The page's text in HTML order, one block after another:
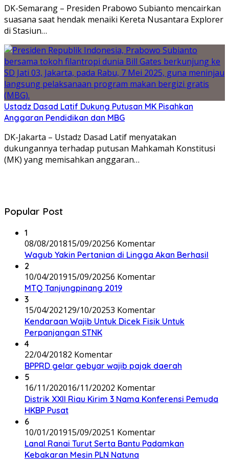
DK-Semarang – Presiden Prabowo Subianto mencairkan
suasana saat hendak menaiki Kereta Nusantara Explorer
di Stasiun…
Ustadz Dasad Latif Dukung Putusan MK Pisahkan
Anggaran Pendidikan dan MBG
DK-Jakarta – Ustadz Dasad Latif menyatakan
dukungannya terhadap putusan Mahkamah Konstitusi
(MK) yang memisahkan anggaran…
Popular Post
1
08/08/201815/09/20256 Komentar
Wagub Yakin Pertanian di Lingga Akan Berhasil
2
10/04/201915/09/20256 Komentar
MTQ Tanjungpinang 2019
3
15/04/202129/10/20253 Komentar
Kendaraan Wajib Untuk Dicek Fisik Untuk
Perpanjangan STNK
4
22/04/20182 Komentar
BPPRD gelar gebyar wajib pajak daerah
5
16/11/202016/11/20202 Komentar
Distrik XXII Riau Kirim 3 Nama Konferensi Pemuda
HKBP Pusat
6
10/01/201915/09/20251 Komentar
Lanal Ranai Turut Serta Bantu Padamkan
Kebakaran Mesin PLN Natuna